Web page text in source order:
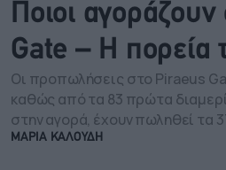
Ποιοι
Gate – Η πορεία
Οι προπωλήσεις στο Piraeus
καθώς από τα 83 πρώτα
στην αγορά, έχουν πωληθεί τα
ΜΑΡΙΑ ΚΑΛΟΥΔΗ